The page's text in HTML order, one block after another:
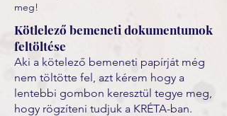
meg!
Kötlelező bemeneti dokumentumok
feltöltése
Aki a kötelező bemeneti papírját még
nem töltötte fel, azt kérem hogy a
lentebbi gombon keresztül tegye meg,
hogy rögzíteni tudjuk a KRÉTA-ban.